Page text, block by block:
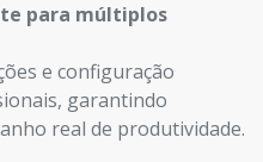
para múltiplos
e configuração
garantindo
real de produtividade.